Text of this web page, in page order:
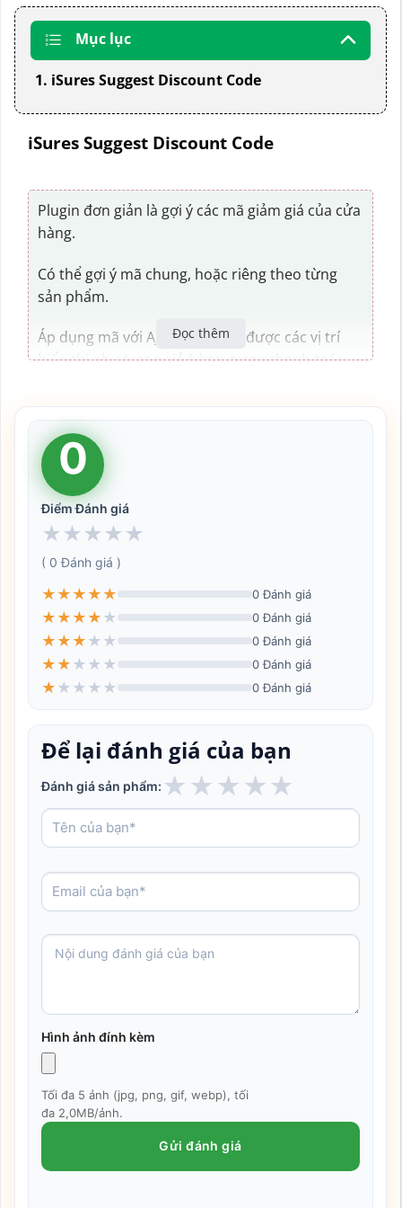
Mục lục
1. iSures Suggest Discount Code
iSures Suggest Discount Code
Plugin đơn giản là gợi ý các mã giảm giá của cửa
hàng.
Có thể gợi ý mã chung, hoặc riêng theo từng
sản phẩm.
Áp dụng mã với AJAX, tuỳ chọn được các vị trí
hiển thị như trang giỏ hàng, trang thanh toán.
Đọc thêm
0
Điểm Đánh giá
★ ★ ★ ★ ★
( 0 Đánh giá )
★ ★ ★ ★ ★ 0 Đánh giá
★ ★ ★ ★ ★ 0 Đánh giá
★ ★ ★ ★ ★ 0 Đánh giá
★ ★ ★ ★ ★ 0 Đánh giá
★ ★ ★ ★ ★ 0 Đánh giá
Để lại đánh giá của bạn
Đánh giá sản phẩm: ★ ★ ★ ★★
Hình ảnh đính kèm
Tối đa 5 ảnh (jpg, png, gif, webp), tối
đa 2,0MB/ảnh.
Gửi đánh giá